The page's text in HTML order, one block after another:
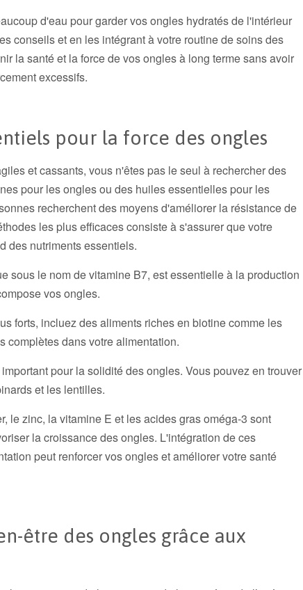
d'eau pour garder vos ongles hydratés de l'intérieur
conseils et en les intégrant à votre routine de soins des
la santé et la force de vos ongles à long terme sans avoir
excessifs.
pour la force des ongles
et cassants, vous n'êtes pas le seul à rechercher des
pour les ongles ou des huiles essentielles pour les
recherchent des moyens d'améliorer la résistance de
les plus efficaces consiste à s'assurer que votre
des nutriments essentiels.
sous le nom de vitamine B7, est essentielle à la production
vos ongles.
forts, incluez des aliments riches en biotine comme les
dans votre alimentation.
pour la solidité des ongles. Vous pouvez en trouver
et les lentilles.
le zinc, la vitamine E et les acides gras oméga-3 sont
la croissance des ongles. L'intégration de ces
peut renforcer vos ongles et améliorer votre santé
être des ongles grâce aux